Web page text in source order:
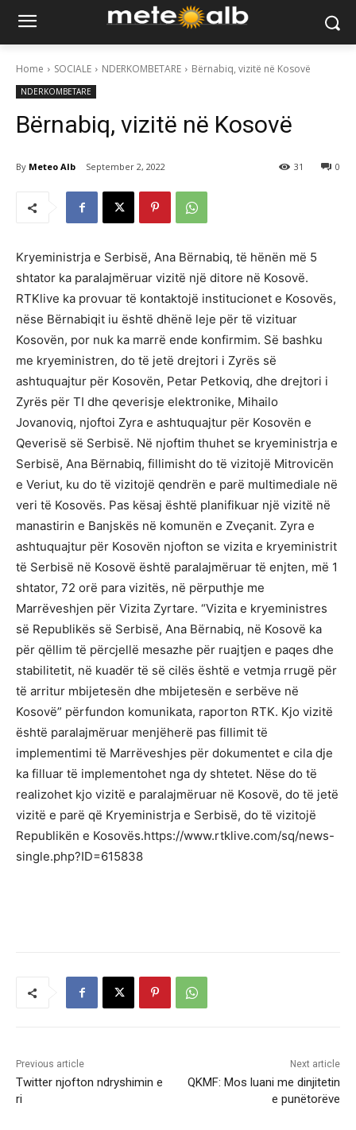
Home SOCIALE NDERKOMBETARE Bërnabiq, vizitë në Kosovë
NDERKOMBETARE
Bërnabiq, vizitë në Kosovë
By Meteo Alb September 2, 2022 0
31
Kryeministrja e Serbisë, Ana Bërnabiq, të hënën më 5
shtator ka paralajmëruar vizitë një ditore në Kosovë.
RTKlive ka provuar të kontaktojë institucionet e Kosovës,
nëse Bërnabiqit iu është dhënë leje për të vizituar
Kosovën, por nuk ka marrë ende konfirmim. Së bashku
me kryeministren, do të jetë drejtori i Zyrës së
ashtuquajtur për Kosovën, Petar Petkoviq, dhe drejtori i
Zyrës për TI dhe qeverisje elektronike, Mihailo
Jovanoviq, njoftoi Zyra e ashtuquajtur për Kosovën e
Qeverisë së Serbisë. Në njoftim thuhet se kryeministrja e
Serbisë, Ana Bërnabiq, fillimisht do të vizitojë Mitrovicën
e Veriut, ku do të vizitojë qendrën e parë multimediale në
veri të Kosovës. Pas kësaj është planifikuar një vizitë në
manastirin e Banjskës në komunën e Zveçanit. Zyra e
ashtuquajtur për Kosovën njofton se vizita e kryeministrit
të Serbisë në Kosovë është paralajmëruar të enjten, më 1
shtator, 72 orë para vizitës, në përputhje me
Marrëveshjen për Vizita Zyrtare. “Vizita e kryeministres
së Republikës së Serbisë, Ana Bërnabiq, në Kosovë ka
për qëllim të përcjellë mesazhe për ruajtjen e paqes dhe
stabilitetit, në kuadër të së cilës është e vetmja rrugë për
të arritur mbijetesën dhe mbijetesën e serbëve në
Kosovë” përfundon komunikata, raporton RTK. Kjo vizitë
është paralajmëruar menjëherë pas fillimit të
implementimi të Marrëveshjes për dokumentet e cila dje
ka filluar të implementohet nga dy shtetet. Nëse do të
realizohet kjo vizitë e paralajmëruar në Kosovë, do të jetë
vizitë e parë që Kryeministrja e Serbisë, do të vizitojë
Republikën e Kosovës.https://www.rtklive.com/sq/news-
single.php?ID=615838
Previous article
Twitter njofton ndryshimin e
ri
Next article
QKMF: Mos luani me dinjitetin
e punëtorëve